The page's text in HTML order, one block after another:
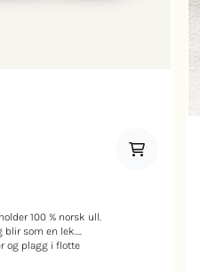
100 % norsk ull.
blir som en lek.
og plagg i flotte